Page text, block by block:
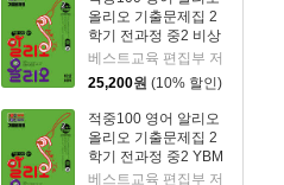
올리오 기출문제집 2
학기 전과정 중2 비상
(황종배) (2026년)
베스트교육 편집부 저
25,200원 (10% 할인)
적중100 영어 알리오
올리오 기출문제집 2
학기 전과정 중2 YBM
박준언 (2026년)
베스트교육 편집부 저